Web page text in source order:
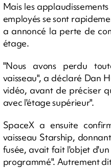
Mais les
employés se sont
a annoncé la perte de
étage.
"Nous avons perdu
vaisseau", a déclaré Dan
vidéo, avant de préciser
avec l'étage supérieur".
SpaceX a ensuite
vaisseau Starship,
fusée, avait fait l'objet
programmé". Autrement